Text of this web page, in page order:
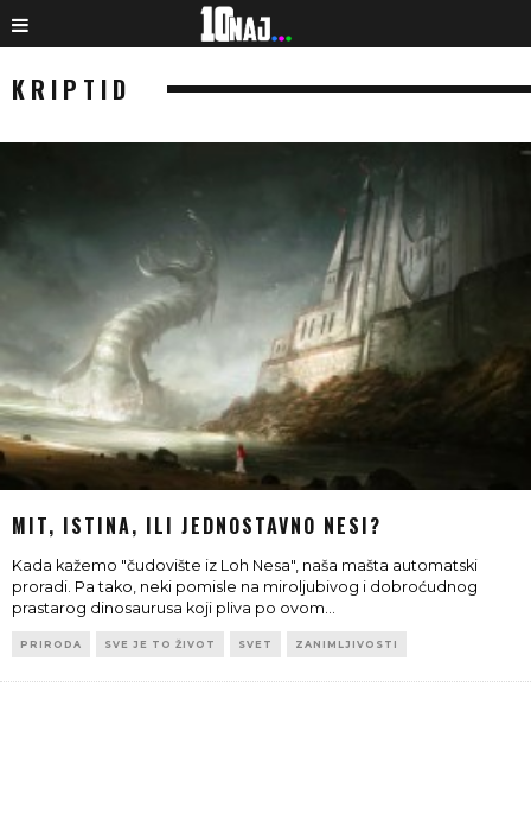
KRIPTID
MIT, ISTINA, ILI JEDNOSTAVNO NESI?
Kada kažemo "čudovište iz Loh Nesa", naša mašta automatski
proradi. Pa tako, neki pomisle na miroljubivog i dobroćudnog
prastarog dinosaurusa koji pliva po ovom
PRIRODA SVE JE TO ŽIVOT SVET ZANIMLJIVOSTI